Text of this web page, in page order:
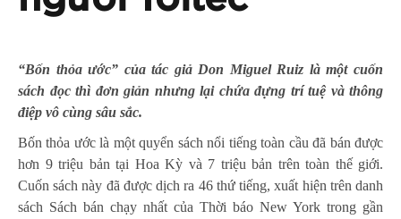
“Bốn thỏa ước” của tác giả Don Miguel Ruiz là một cuốn
sách đọc thì đơn giản nhưng lại chứa đựng trí tuệ và thông
điệp vô cùng sâu sắc.
Bốn thỏa ước là một quyển sách nổi tiếng toàn cầu đã bán được
hơn 9 triệu bản tại Hoa Kỳ và 7 triệu bản trên toàn thế giới.
Cuốn sách này đã được dịch ra 46 thứ tiếng, xuất hiện trên danh
sách Sách bán chạy nhất của Thời báo New York trong gần